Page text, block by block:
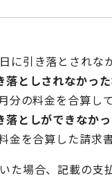
に引き落とされな
落としされなかっ
分の料金を合算し
落としができなか
金を合算した請求
た場合、記載の支